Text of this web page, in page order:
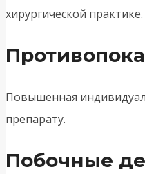
хирургической практике.
Повышенная
препарату.
Побочные